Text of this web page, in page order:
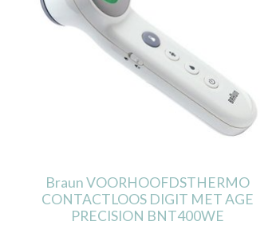
Braun VOORHOOFDSTHERMO
CONTACTLOOS DIGIT MET AGE
PRECISION BNT400WE